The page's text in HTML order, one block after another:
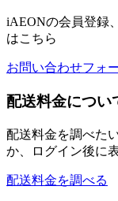
iAEONの会員登録
はこちら
お問い合わせフォ
配送料金につい
配送料金を調べた
か、ログイン後に
配送料金を調べる